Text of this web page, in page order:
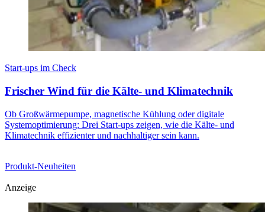
Start-ups im Check
Frischer Wind für die Kälte- und Klimatechnik
Ob Großwärmepumpe, magnetische Kühlung oder digitale
Systemoptimierung: Drei Start-ups zeigen, wie die Kälte- und
Klimatechnik effizienter und nachhaltiger sein kann.
Produkt-Neuheiten
Anzeige